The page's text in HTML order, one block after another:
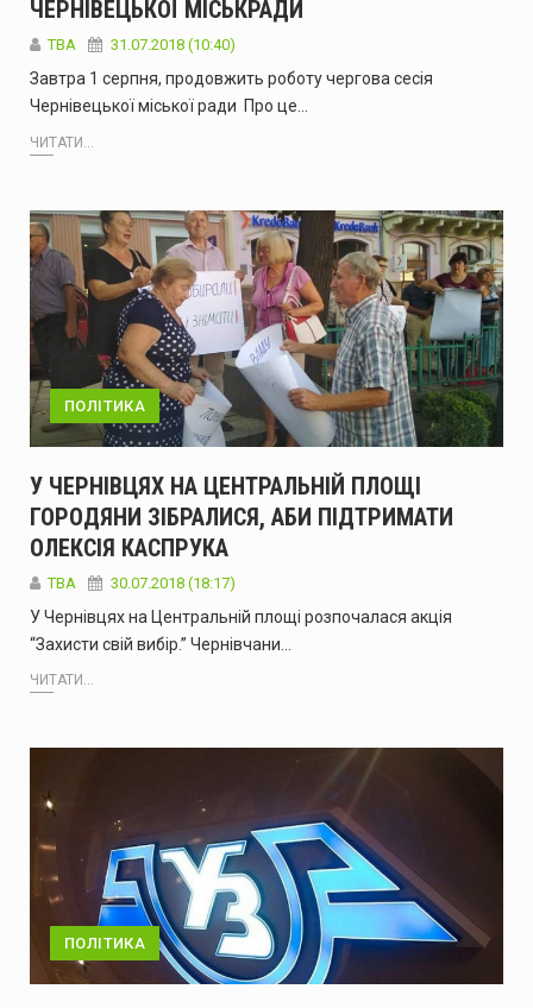
ЧЕРНІВЕЦЬКОЇ МІСЬКРАДИ
TBA 31.07.2018 (10:40)
Завтра 1 серпня, продовжить роботу чергова сесія
Чернівецької міської ради Про це…
ЧИТАТИ...
ПОЛІТИКА
У ЧЕРНІВЦЯХ НА ЦЕНТРАЛЬНІЙ ПЛОЩІ
ГОРОДЯНИ ЗІБРАЛИСЯ, АБИ ПІДТРИМАТИ
ОЛЕКСІЯ КАСПРУКА
TBA 30.07.2018 (18:17)
У Чернівцях на Центральній площі розпочалася акція
“Захисти свій вибір.” Чернівчани…
ЧИТАТИ...
ПОЛІТИКА